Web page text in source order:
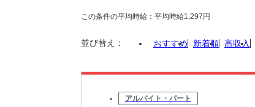
この条件の平均時給：平均時給1,297円
並び替え： おすすめ 新着順 高収入
アルバイト・パート